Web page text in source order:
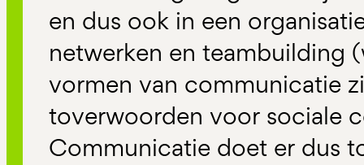
en dus ook in een
netwerken en teambuilding
vormen van communicatie
toverwoorden voor sociale
Communicatie doet er dus